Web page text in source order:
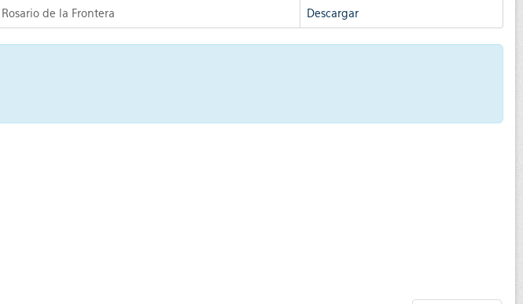
Rosario de la Frontera Descargar